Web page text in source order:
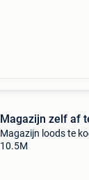
Magazijn zelf af
Magazijn loods te
10.5M